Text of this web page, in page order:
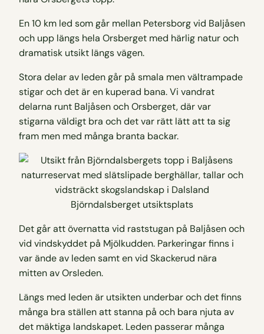
En 10 km led som går mellan Petersborg vid Baljåsen
och upp längs hela Orsberget med härlig natur och
dramatisk utsikt längs vägen.
Stora delar av leden går på smala men vältrampade
stigar och det är en kuperad bana. Vi vandrat
delarna runt Baljåsen och Orsberget, där var
stigarna väldigt bra och det var rätt lätt att ta sig
fram men med många branta backar.
Björndalsberget utsiktsplats
Det går att övernatta vid raststugan på Baljåsen och
vid vindskyddet på Mjölkudden. Parkeringar finns i
var ände av leden samt en vid Skackerud nära
mitten av Orsleden.
Längs med leden är utsikten underbar och det finns
många bra ställen att stanna på och bara njuta av
det mäktiga landskapet. Leden passerar många